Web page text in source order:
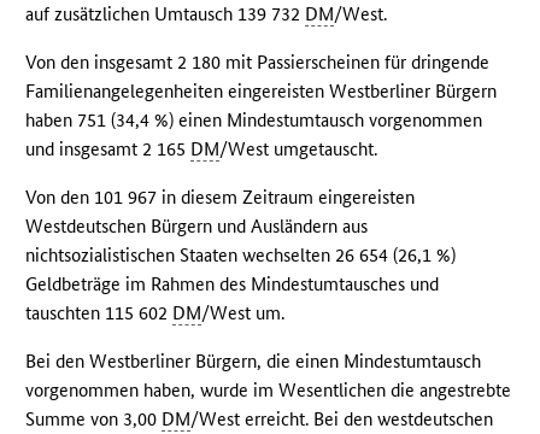
auf zusätzlichen Umtausch 139 732 DM/West.
Von den insgesamt 2 180 mit Passierscheinen für dringende
Familienangelegenheiten eingereisten Westberliner Bürgern
haben 751 (34,4 %) einen Mindestumtausch vorgenommen
und insgesamt 2 165 DM/West umgetauscht.
Von den 101 967 in diesem Zeitraum eingereisten
Westdeutschen Bürgern und Ausländern aus
nichtsozialistischen Staaten wechselten 26 654 (26,1 %)
Geldbeträge im Rahmen des Mindestumtausches und
tauschten 115 602 DM/West um.
Bei den Westberliner Bürgern, die einen Mindestumtausch
vorgenommen haben, wurde im Wesentlichen die angestrebte
Summe von 3,00 DM/West erreicht. Bei den westdeutschen